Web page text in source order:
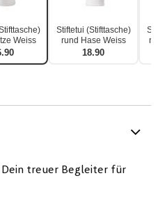
Weiss
Stiftetui (Stifttasche)
rund Hase Weiss
18.90
Dein treuer Begleiter für